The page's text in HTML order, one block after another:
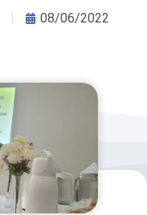
08/06/2022